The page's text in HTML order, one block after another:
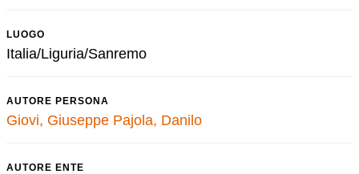
LUOGO
Italia/Liguria/Sanremo
AUTORE PERSONA
Giovi, Giuseppe Pajola, Danilo
AUTORE ENTE